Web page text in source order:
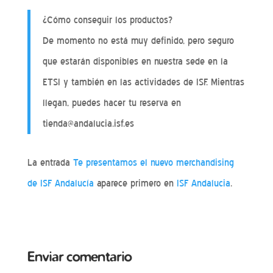
¿Cómo conseguir los productos?
De momento no está muy definido, pero seguro
que estarán disponibles en nuestra sede en la
ETSI y también en las actividades de ISF. Mientras
llegan, puedes hacer tu reserva en
tienda@andalucia.isf.es
La entrada Te presentamos el nuevo merchandising
de ISF Andalucía aparece primero en ISF Andalucia.
Enviar comentario